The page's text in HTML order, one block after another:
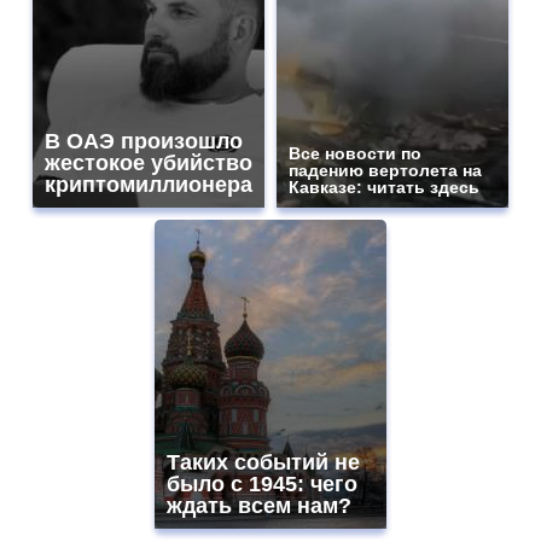
В ОАЭ произошло
жестокое убийство
криптомиллионера
Все новости по
падению вертолета на
Кавказе: читать здесь
Таких событий не
было с 1945: чего
ждать всем нам?